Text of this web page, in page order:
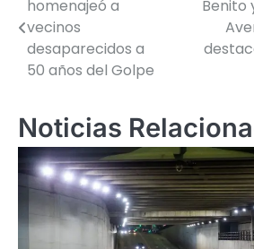
de
entradas
homenajeó a
vecinos
desaparecidos a
50 años del Golpe
Benito
Noticias